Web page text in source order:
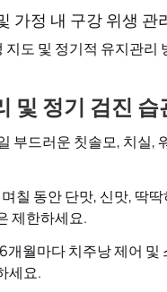
가정 내 구강 위생 관
도 및 정기적 유지관리
및 정기 검진 습
부드러운 칫솔모, 치실,
칠 동안 단맛, 신맛, 딱
제한하세요.
개월마다치주낭 제어 및
세요.